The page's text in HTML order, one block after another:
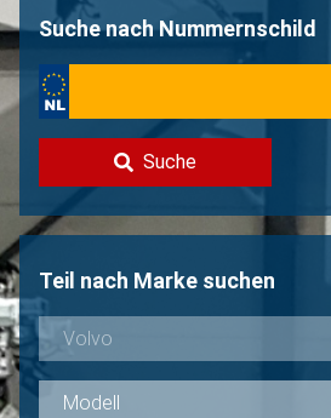
Suche nach Nummernschild
Suche
Teil nach Marke suchen